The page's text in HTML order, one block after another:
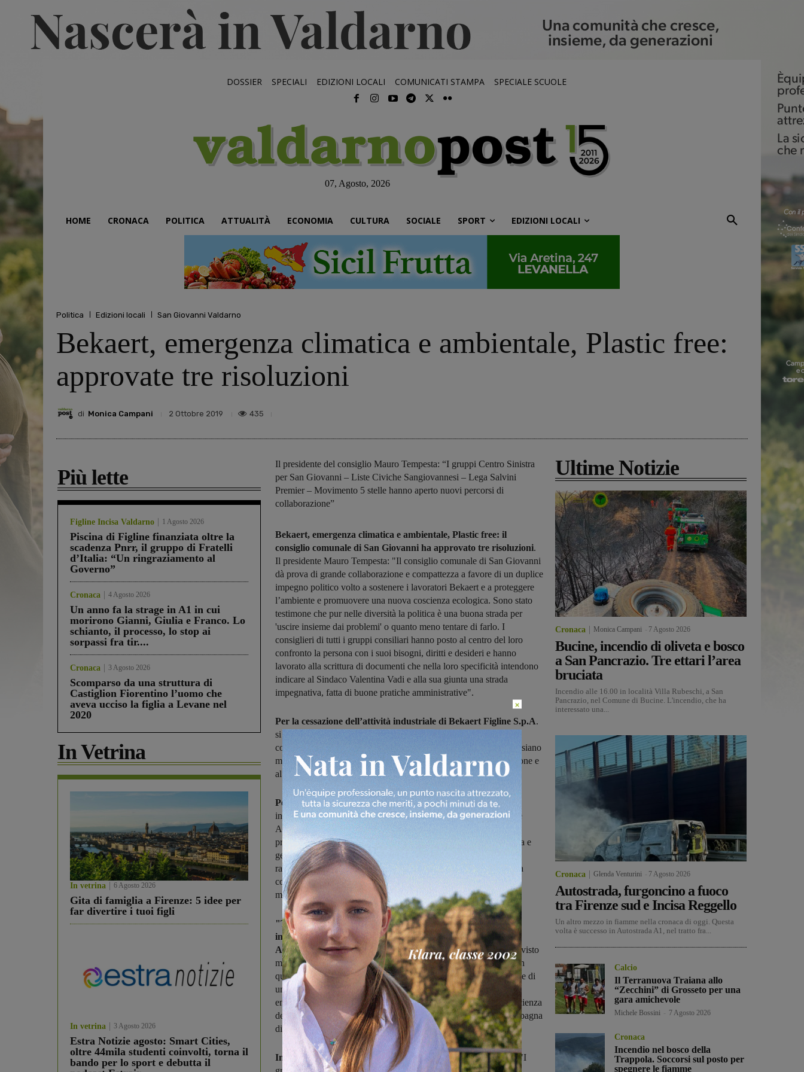
DOSSIER SPECIALI EDIZIONI LOCALI COMUNICATI STAMPA SPECIALE SCUOLE
07, Agosto, 2026
HOME CRONACA POLITICA ATTUALITÀ ECONOMIA CULTURA SOCIALE SPORT EDIZIONI LOCALI
Politica Edizioni locali San Giovanni Valdarno
Bekaert, emergenza climatica e ambientale, Plastic free:
approvate tre risoluzioni
di Monica Campani 2 Ottobre 2019 435
Più lette
Figline Incisa Valdarno 1 Agosto 2026
Piscina di Figline finanziata oltre la
scadenza Pnrr, il gruppo di Fratelli
d’Italia: “Un ringraziamento al
Governo”
Cronaca 4 Agosto 2026
Un anno fa la strage in A1 in cui
morirono Gianni, Giulia e Franco. Lo
schianto, il processo, lo stop ai
sorpassi fra tir....
Cronaca 3 Agosto 2026
Scomparso da una struttura di
Castiglion Fiorentino l’uomo che
aveva ucciso la figlia a Levane nel
2020
In Vetrina
In vetrina 6 Agosto 2026
Gita di famiglia a Firenze: 5 idee per
far divertire i tuoi figli
In vetrina 3 Agosto 2026
Estra Notizie agosto: Smart Cities,
oltre 44mila studenti coinvolti, torna il
bando per lo sport e debutta il
Il presidente del consiglio Mauro Tempesta: “I gruppi Centro Sinistra
per San Giovanni – Liste Civiche Sangiovannesi – Lega Salvini
Premier – Movimento 5 stelle hanno aperto nuovi percorsi di
collaborazione”
Bekaert, emergenza climatica e ambientale, Plastic free: il
consiglio comunale di San Giovanni ha approvato tre risoluzioni.
Il presidente Mauro Tempesta: "Il consiglio comunale di San Giovanni
dà prova di grande collaborazione e compattezza a favore di un duplice
impegno politico volto a sostenere i lavoratori Bekaert e a proteggere
l’ambiente e promuovere una nuova coscienza ecologica. Sono stato
testimone che pur nelle diversità la politica è una buona strada per
'uscire insieme dai problemi' o quanto meno tentare di farlo. I
consiglieri di tutti i gruppi consiliari hanno posto al centro del loro
confronto la persona con i suoi bisogni, diritti e desideri e hanno
lavorato alla scrittura di documenti che nella loro specificità intendono
indicare al Sindaco Valentina Vadi e alla sua giunta una strada
impegnativa, fatta di buone pratiche amministrative".
Per la cessazione dell’attività industriale di Bekaert Figline S.p.A.
si chiede “di attivarsi nei confronti del Governo affinché venga
concessa una proroga della cassa integrazione per i dipendenti” e siano
messe in atto “tutte le iniziative per arrivare alla reindustrializzazione e
al recupero occupazionale dell’azienda”.
Per un mondo “Plastic free”il consiglio comunale ha deciso di
iniziare dal Comune di San Giovanni. Per questo la Commissione
Ambiente chiede, tra i molti punti della risoluzione, che "siano
promosse politiche e atti volti a: disincentivare l’uso di plastica usa e
getta e limitarne l’uso nei luoghi pubblici, migliorare il sistema di
raccolta differenziata, sensibilizzare e informare per una coscienza
collettiva, aderire all’iniziativa #PFC (Plastic Free Challenge) del
ministero dell’Ambiente".
"Tra i primi comuni in Toscana, San Giovanni Valdarno ha
inoltre approvato la Dichiarazione di Emergenza Climatica e
Ambientale, al termine di una settimana che in tutto il mondo ha visto
milioni di persone manifestare per il futuro, davvero migliore. Con
questo atto si impegna Giunta e Sindaco ad operare nella direzione di
una riduzione delle emissioni, di una incentivazione del risparmio
energetico nei settori della pianificazione urbana, mobilità ed efficienza
degli edifici, di una valorizzazione del verde e di una grande campagna
di coinvolgimento e responsabilizzazione di tutta la cittadinanza".
Infine il presidente del consiglio Mauro Tempesta sottolinea: "I
Ultime Notizie
Cronaca Monica Campani 7 Agosto 2026
Bucine, incendio di oliveta e bosco
a San Pancrazio. Tre ettari l’area
bruciata
Incendio alle 16.00 in località Villa Rubeschi, a San
Pancrazio, nel Comune di Bucine. L'incendio, che ha
interessato una...
Cronaca Glenda Venturini 7 Agosto 2026
Autostrada, furgoncino a fuoco
tra Firenze sud e Incisa Reggello
Un altro mezzo in fiamme nella cronaca di oggi. Questa
volta è successo in Autostrada A1, nel tratto fra...
Calcio
Il Terranuova Traiana allo
“Zecchini” di Grosseto per una
gara amichevole
Michele Bossini 7 Agosto 2026
Cronaca
Incendio nel bosco della
Trappola. Soccorsi sul posto per
spegnere le fiamme
×